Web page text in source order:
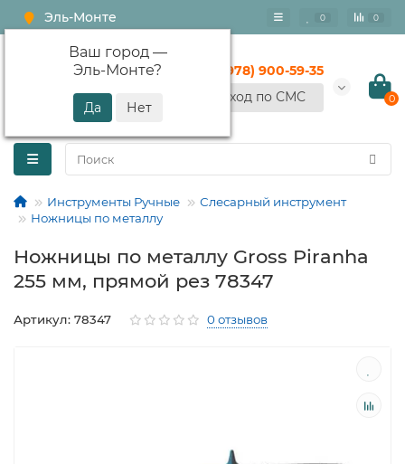
Эль-Монте
Ваш город —
Эль-Монте?
0 0
+7 (978) 900-59-35
Вход по СМС
0
Инструменты Ручные
Слесарный инструмент
Ножницы по металлу
Ножницы по металлу Gross Piranha
255 мм, прямой рез 78347
Артикул: 78347 0 отзывов